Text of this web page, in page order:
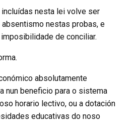
nesta lei volve ser
nestas probas, e
de conciliar.
absolutamente
nun beneficio para o sistema
horario lectivo, ou a dotación
educativas do noso